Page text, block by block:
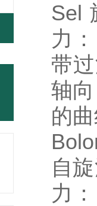
Sel
力
带
轴
的
自
力